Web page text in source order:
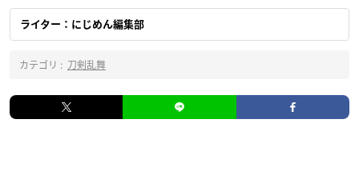
ライター：にじめん編集部
カテゴリ : 刀剣乱舞